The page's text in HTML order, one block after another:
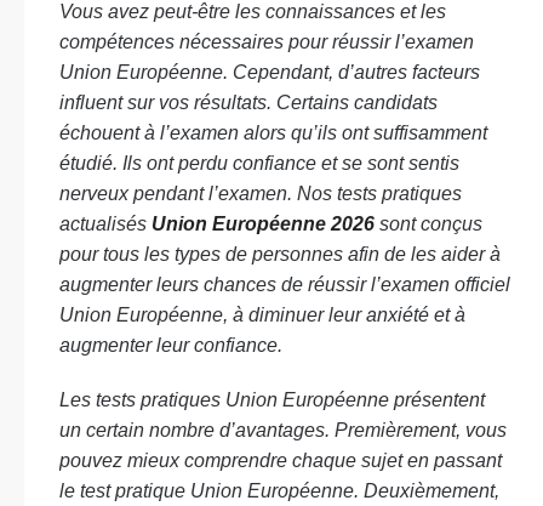
Vous avez peut-être les connaissances et les
compétences nécessaires pour réussir l’examen
Union Européenne. Cependant, d’autres facteurs
influent sur vos résultats. Certains candidats
échouent à l’examen alors qu’ils ont suffisamment
étudié. Ils ont perdu confiance et se sont sentis
nerveux pendant l’examen. Nos tests pratiques
actualisés Union Européenne 2026 sont conçus
pour tous les types de personnes afin de les aider à
augmenter leurs chances de réussir l’examen officiel
Union Européenne, à diminuer leur anxiété et à
augmenter leur confiance.
Les tests pratiques Union Européenne présentent
un certain nombre d’avantages. Premièrement, vous
pouvez mieux comprendre chaque sujet en passant
le test pratique Union Européenne. Deuxièmement,